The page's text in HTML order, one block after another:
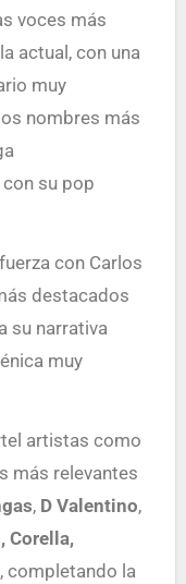
voces más
actual, con una
muy
nombres más
su pop
con Carlos
destacados
su narrativa
muy
artistas como
más relevantes
, D Valentino,
Corella,
, completando la